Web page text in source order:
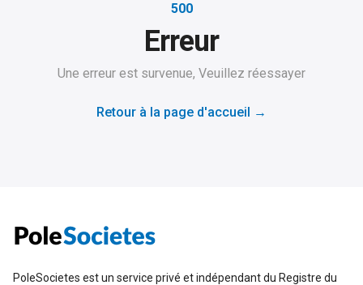
500
Erreur
Une erreur est survenue, Veuillez réessayer
Retour à la page d'accueil →
PoleSocietes est un service privé et indépendant du Registre du